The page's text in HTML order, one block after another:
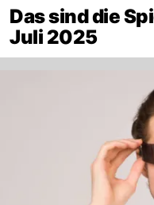
Das sind die
Juli 2025